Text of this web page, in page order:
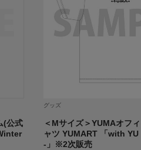
(公式
グッズ
＜Mサイズ＞YUMAオフ
ャツ YUMART 「with
-」※2次販売